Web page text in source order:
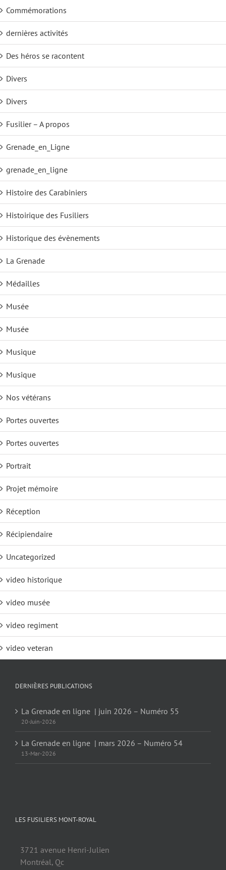
Commémorations
dernières activités
Des héros se racontent
Divers
Divers
Fusilier – A propos
Grenade_en_Ligne
grenade_en_ligne
Histoire des Carabiniers
Histoirique des Fusiliers
Historique des évènements
La Grenade
Médailles
Musée
Musée
Musique
Musique
Nos vétérans
Portes ouvertes
Portes ouvertes
Portrait
Projet mémoire
Réception
Récipiendaire
Uncategorized
video historique
video musée
video regiment
video veteran
DERNIÈRES PUBLICATIONS
La Grenade en ligne | juin 2026 – Numéro 55
20-Juin-2026
La Grenade en ligne | mars 2026 – Numéro 54
13-Mar-2026
LES FUSILIERS MONT-ROYAL
3721 avenue Henri-Julien
Montréal, Qc